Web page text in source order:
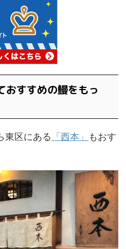
おすすめの鰻をもっ
東区にある 「西本」
もおす